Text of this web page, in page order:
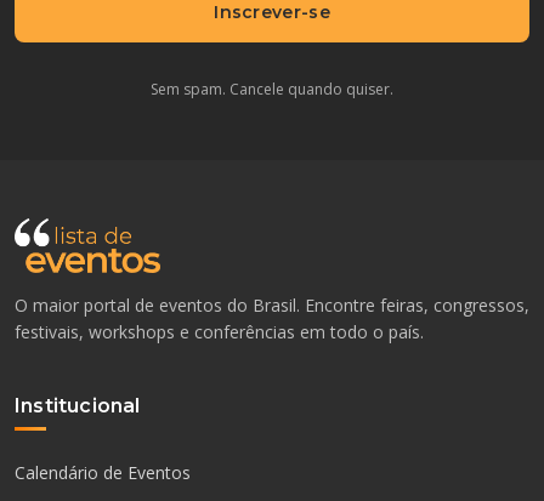
Inscrever-se
Sem spam. Cancele quando quiser.
O maior portal de eventos do Brasil. Encontre feiras, congressos,
festivais, workshops e conferências em todo o país.
Institucional
Calendário de Eventos